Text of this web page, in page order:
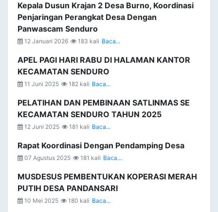
Kepala Dusun Krajan 2 Desa Burno, Koordinasi
Penjaringan Perangkat Desa Dengan
Panwascam Senduro
12 Januari 2026 183 kali Baca...
APEL PAGI HARI RABU DI HALAMAN KANTOR
KECAMATAN SENDURO
11 Juni 2025 182 kali Baca...
PELATIHAN DAN PEMBINAAN SATLINMAS SE
KECAMATAN SENDURO TAHUN 2025
12 Juni 2025 181 kali Baca...
Rapat Koordinasi Dengan Pendamping Desa
07 Agustus 2025 181 kali Baca...
MUSDESUS PEMBENTUKAN KOPERASI MERAH
PUTIH DESA PANDANSARI
10 Mei 2025 180 kali Baca...